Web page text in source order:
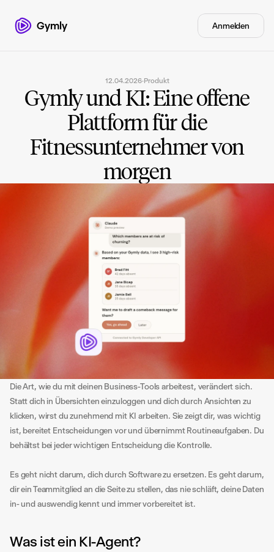
Gymly Anmelden
12.04.2026·Produkt
Gymly und KI: Eine offene
Plattform für die
Fitnessunternehmer von
morgen
Die Art, wie du mit deinen Business-Tools arbeitest, verändert sich.
Statt dich in Übersichten einzuloggen und dich durch Ansichten zu
klicken, wirst du zunehmend mit KI arbeiten. Sie zeigt dir, was wichtig
ist, bereitet Entscheidungen vor und übernimmt Routineaufgaben. Du
behältst bei jeder wichtigen Entscheidung die Kontrolle.
Es geht nicht darum, dich durch Software zu ersetzen. Es geht darum,
dir ein Teammitglied an die Seite zu stellen, das nie schläft, deine Daten
in- und auswendig kennt und immer vorbereitet ist.
Was ist ein KI-Agent?